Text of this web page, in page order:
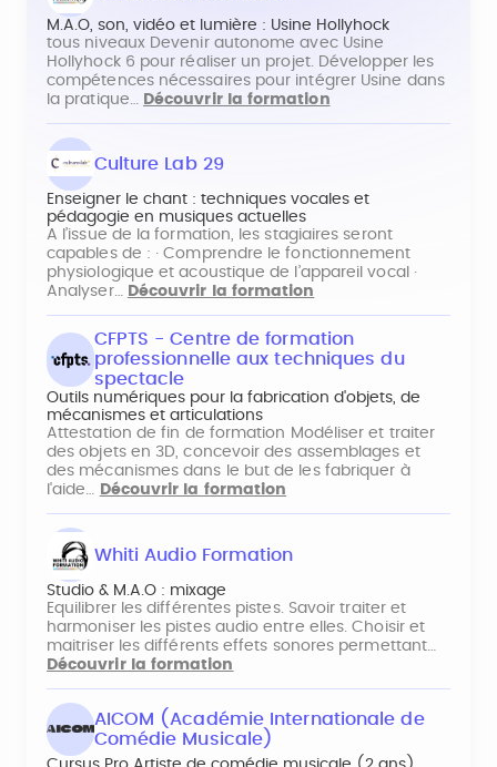
M.A.O, son, vidéo et lumière : Usine Hollyhock
tous niveaux Devenir autonome avec Usine
Hollyhock 6 pour réaliser un projet. Développer les
compétences nécessaires pour intégrer Usine dans
la pratique… Découvrir la formation
Culture Lab 29
Enseigner le chant : techniques vocales et
pédagogie en musiques actuelles
A l’issue de la formation, les stagiaires seront
capables de : · Comprendre le fonctionnement
physiologique et acoustique de l’appareil vocal ·
Analyser… Découvrir la formation
CFPTS - Centre de formation
professionnelle aux techniques du
spectacle
Outils numériques pour la fabrication d'objets, de
mécanismes et articulations
Attestation de fin de formation Modéliser et traiter
des objets en 3D, concevoir des assemblages et
des mécanismes dans le but de les fabriquer à
l'aide… Découvrir la formation
Whiti Audio Formation
Studio & M.A.O : mixage
Equilibrer les différentes pistes. Savoir traiter et
harmoniser les pistes audio entre elles. Choisir et
maitriser les différents effets sonores permettant…
Découvrir la formation
AICOM (Académie Internationale de
Comédie Musicale)